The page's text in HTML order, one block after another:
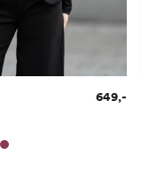
649,-